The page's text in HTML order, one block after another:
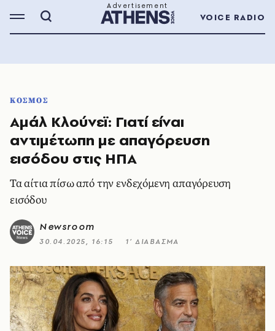
VOICE RADIO
ΚΟΣΜΟΣ
Αμάλ Κλούνεϊ: Γιατί είναι
αντιμέτωπη με απαγόρευση
εισόδου στις ΗΠΑ
Τα αίτια πίσω από την ενδεχόμενη απαγόρευση
εισόδου
Newsroom
30.04.2025, 16:15 1’ ΔΙΑΒΑΣΜΑ